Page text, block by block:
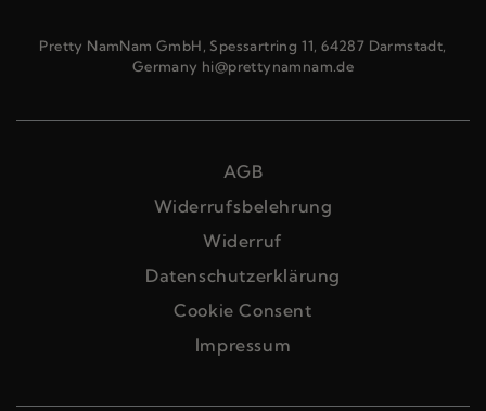
Pretty NamNam GmbH, Spessartring 11, 64287 Darmstadt,
Germany hi@prettynamnam.de
AGB
Widerrufsbelehrung
Widerruf
Datenschutzerklärung
Cookie Consent
Impressum